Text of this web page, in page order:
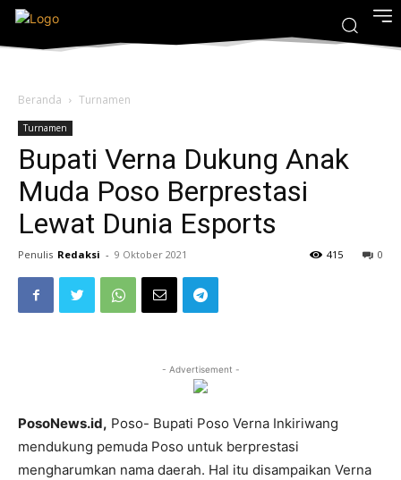
Beranda Turnamen
Turnamen
Bupati Verna Dukung Anak
Muda Poso Berprestasi
Lewat Dunia Esports
Penulis Redaksi - 9 Oktober 2021 0
415
- Advertisement -
PosoNews.id, Poso- Bupati Poso Verna Inkiriwang
mendukung pemuda Poso untuk berprestasi
mengharumkan nama daerah. Hal itu disampaikan Verna